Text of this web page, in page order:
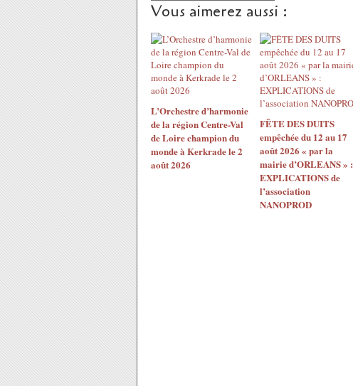
Vous aimerez aussi :
L’Orchestre d’harmonie
de la région Centre-Val
de Loire champion du
monde à Kerkrade le 2
août 2026
FÊTE DES DUITS
empêchée du 12 au 17
août 2026 « par la
mairie d’ORLEANS » :
EXPLICATIONS de
l’association
NANOPROD